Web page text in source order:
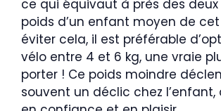
ce qui équivaut à près des
poids d’un enfant moyen de
éviter cela, il est préférable
vélo entre 4 et 6 kg, une vraie
porter ! Ce poids moindre
souvent un déclic chez